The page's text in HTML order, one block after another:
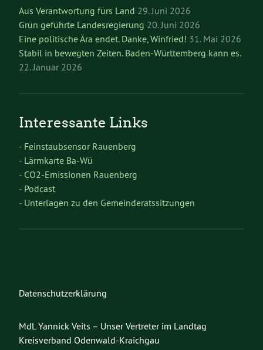
Aus Verantwortung fürs Land 29. Juni 2026
Grün geführte Landesregierung 20. Juni 2026
Eine politische Ära endet. Danke, Winfried! 31. Mai 2026
Stabil in bewegten Zeiten. Baden-Württemberg kann es.
22. Januar 2026
Interessante Links
- Feinstaubsensor Rauenberg
- Lärmkarte Ba-Wü
- CO2-Emissionen Rauenberg
- Podcast
- Unterlagen zu den Gemeinderatssitzungen
Datenschutzerklärung
MdL Yannick Veits – Unser Vertreter im Landtag
Kreisverband Odenwald-Kraichgau